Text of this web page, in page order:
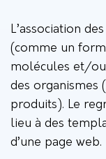
L’association
(comme un
molécules et/
des organismes
produits). Le
lieu à des
d’une page web.